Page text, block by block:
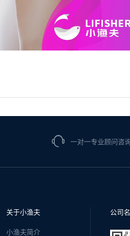
一对一专业顾问咨
关于小渔夫
小渔夫简介
公司